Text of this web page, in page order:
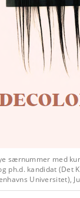
særnummer med
ph.d. kandidat (Det
Universitet),